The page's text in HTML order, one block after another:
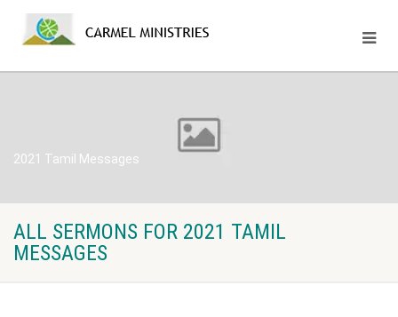
2021 Tamil Messages
ALL SERMONS FOR 2021 TAMIL
MESSAGES